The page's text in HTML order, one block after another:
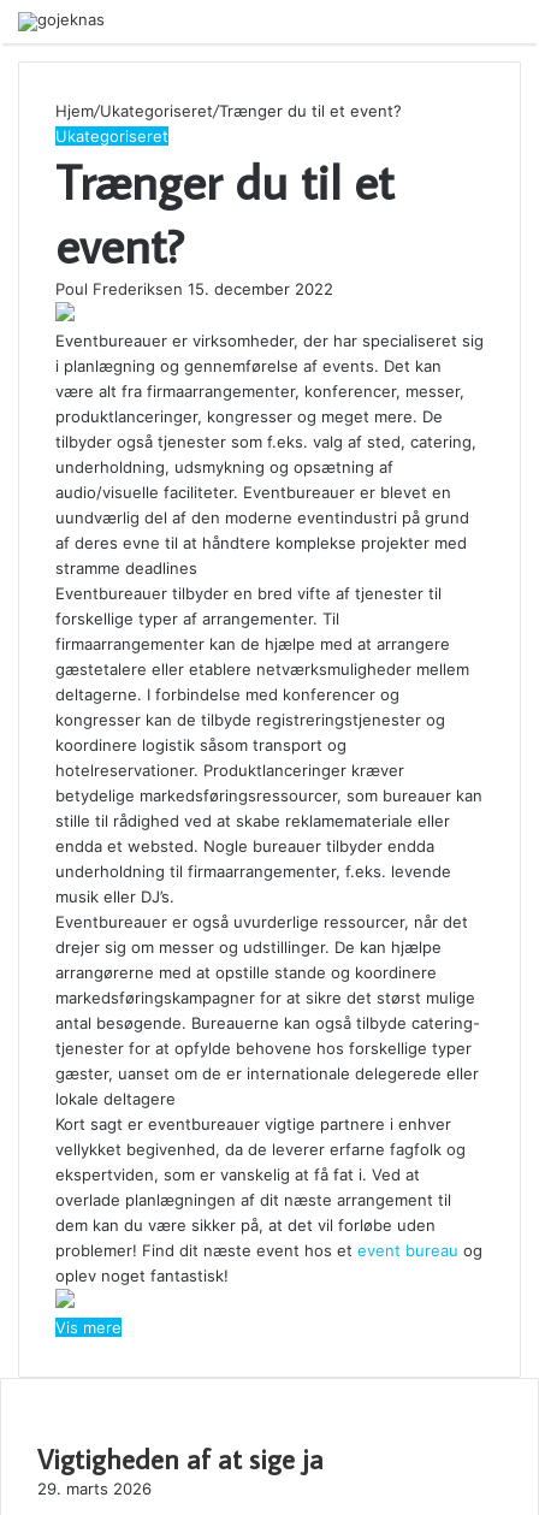
Menu
Hjem/Ukategoriseret/Trænger du til et event?
Ukategoriseret
Trænger du til et
event?
Poul Frederiksen 15. december 2022
Eventbureauer er virksomheder, der har specialiseret sig
i planlægning og gennemførelse af events. Det kan
være alt fra firmaarrangementer, konferencer, messer,
produktlanceringer, kongresser og meget mere. De
tilbyder også tjenester som f.eks. valg af sted, catering,
underholdning, udsmykning og opsætning af
audio/visuelle faciliteter. Eventbureauer er blevet en
uundværlig del af den moderne eventindustri på grund
af deres evne til at håndtere komplekse projekter med
stramme deadlines
Eventbureauer tilbyder en bred vifte af tjenester til
forskellige typer af arrangementer. Til
firmaarrangementer kan de hjælpe med at arrangere
gæstetalere eller etablere netværksmuligheder mellem
deltagerne. I forbindelse med konferencer og
kongresser kan de tilbyde registreringstjenester og
koordinere logistik såsom transport og
hotelreservationer. Produktlanceringer kræver
betydelige markedsføringsressourcer, som bureauer kan
stille til rådighed ved at skabe reklamemateriale eller
endda et websted. Nogle bureauer tilbyder endda
underholdning til firmaarrangementer, f.eks. levende
musik eller DJ’s.
Eventbureauer er også uvurderlige ressourcer, når det
drejer sig om messer og udstillinger. De kan hjælpe
arrangørerne med at opstille stande og koordinere
markedsføringskampagner for at sikre det størst mulige
antal besøgende. Bureauerne kan også tilbyde catering-
tjenester for at opfylde behovene hos forskellige typer
gæster, uanset om de er internationale delegerede eller
lokale deltagere
Kort sagt er eventbureauer vigtige partnere i enhver
vellykket begivenhed, da de leverer erfarne fagfolk og
ekspertviden, som er vanskelig at få fat i. Ved at
overlade planlægningen af dit næste arrangement til
dem kan du være sikker på, at det vil forløbe uden
problemer! Find dit næste event hos et event bureau og
oplev noget fantastisk!
Vis mere
Close
Vigtigheden af at sige ja
29. marts 2026